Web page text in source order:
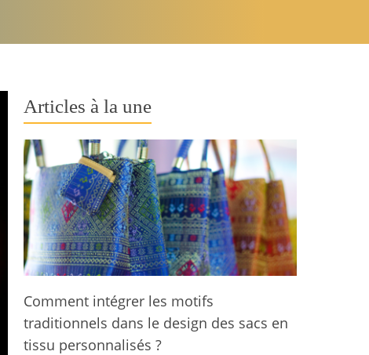
Articles à la une
Comment intégrer les motifs
traditionnels dans le design des sacs en
tissu personnalisés ?